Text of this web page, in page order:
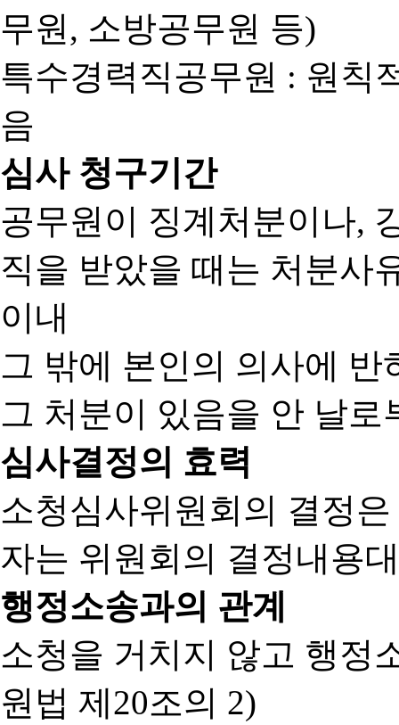
무원, 소방공무원 등)
특수경력직공무원 : 원칙
음
심사 청구기간
공무원이 징계처분이나,
직을 받았을 때는 처분사
이내
그 밖에 본인의 의사에
그 처분이 있음을 안 날로
심사결정의 효력
소청심사위원회의 결정
자는 위원회의 결정내용
행정소송과의 관계
소청을 거치지 않고 행정
원법 제20조의 2)